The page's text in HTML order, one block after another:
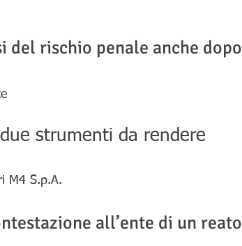
rischio penale anche dopo
strumenti da rendere
M4 S.p.A.
all’ente di un reato